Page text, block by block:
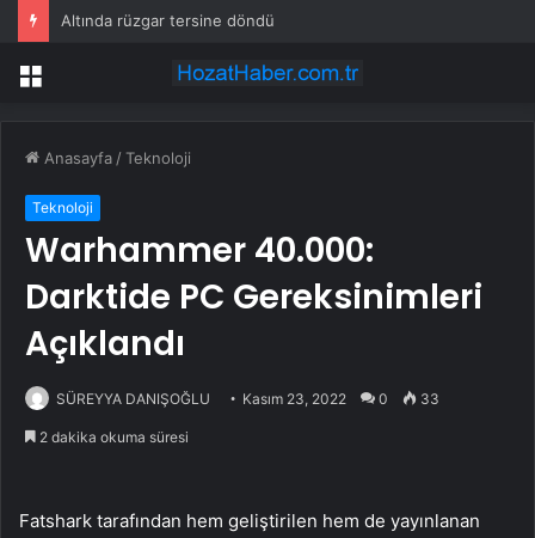
Altında rüzgar tersine döndü
Menü
Anasayfa /Teknoloji
Teknoloji
Warhammer 40.000:
Darktide PC Gereksinimleri
Açıklandı
SÜREYYA DANIŞOĞLU Kasım 23, 2022 0 33
2 dakika okuma süresi
Fatshark tarafından hem geliştirilen hem de yayınlanan